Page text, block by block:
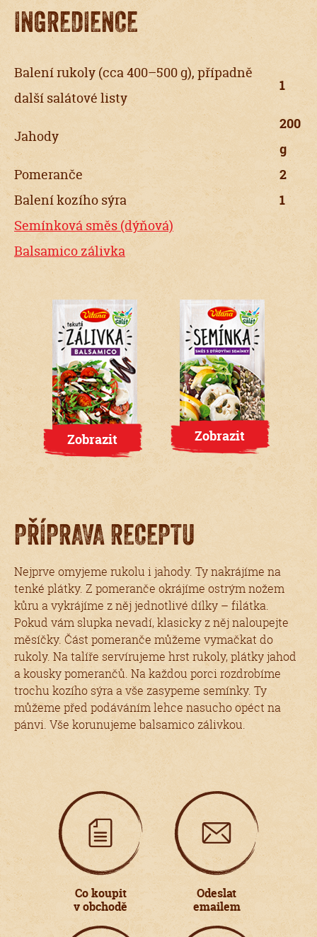
INGREDIENCE
Balení rukoly (cca 400–500 g), případně
další salátové listy
1
Jahody
200
g
Pomeranče
2
Balení kozího sýra
1
Semínková směs (dýňová)
Balsamico zálivka
Zobrazit Zobrazit
PŘÍPRAVA RECEPTU
Nejprve omyjeme rukolu i jahody. Ty nakrájíme na
tenké plátky. Z pomeranče okrájíme ostrým nožem
kůru a vykrájíme z něj jednotlivé dílky – filátka.
Pokud vám slupka nevadí, klasicky z něj naloupejte
měsíčky. Část pomeranče můžeme vymačkat do
rukoly. Na talíře servírujeme hrst rukoly, plátky jahod
a kousky pomerančů. Na každou porci rozdrobíme
trochu kozího sýra a vše zasypeme semínky. Ty
můžeme před podáváním lehce nasucho opéct na
pánvi. Vše korunujeme balsamico zálivkou.
Co koupit
v obchodě
Odeslat
emailem